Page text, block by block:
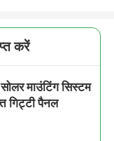
करें
माउंटिंग सिस्टम
गिट्टी पैनल